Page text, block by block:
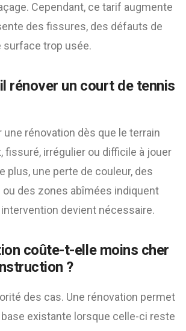
Cependant, ce tarif augmente
des fissures, des défauts de
surface trop usée.
rénover un court de tennis
une rénovation dès que le terrain
fissuré, irrégulier ou difficile à jouer
plus, une perte de couleur, des
des zones abîmées indiquent
intervention devient nécessaire.
coûte-t-elle moins cher
?
des cas. Une rénovation permet
existante lorsque celle-ci reste